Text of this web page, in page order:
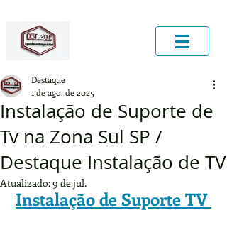
Instalação de Suporte de
Tv na Zona Sul SP /
Destaque Instalação de TV
Destaque
1 de ago. de 2025
Atualizado:9 de jul.
Instalação de Suporte TV